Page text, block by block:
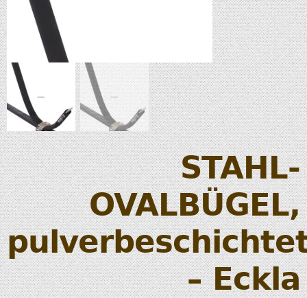
STAHL-
OVALBÜGEL,
– Eckla